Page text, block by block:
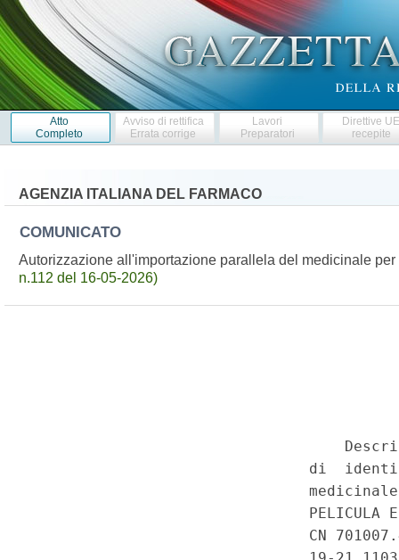
Atto
Completo
Avviso di rettifica
Errata corrige
Lavori
Preparatori
Direttive
recepite
AGENZIA ITALIANA DEL FARMACO
COMUNICATO
Autorizzazione all'importazione parallela del medicinale
n.112 del 16-05-2026)